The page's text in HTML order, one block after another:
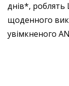
днів*, роблять
щоденного
увімкненого